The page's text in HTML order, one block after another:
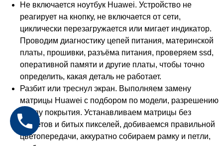
Не включается ноутбук Huawei. Устройство не
реагирует на кнопку, не включается от сети,
циклически перезагружается или мигает индикатор.
Проводим диагностику цепей питания, материнской
платы, прошивки, разъёма питания, проверяем ssd,
оперативной памяти и другие платы, чтобы точно
определить, какая деталь не работает.
Разбит или треснул экран. Выполняем замену
матрицы Huawei с подбором по модели, разрешению
и типу покрытия. Устанавливаем матрицы без
засветов и битых пикселей, добиваемся правильной
цветопередачи, аккуратно собираем рамку и петли,